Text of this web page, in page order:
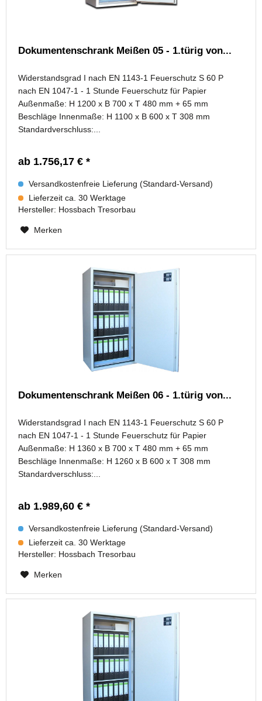
Dokumentenschrank Meißen 05 - 1.türig von...
Widerstandsgrad I nach EN 1143-1 Feuerschutz S 60 P
nach EN 1047-1 - 1 Stunde Feuerschutz für Papier
Außenmaße: H 1200 x B 700 x T 480 mm + 65 mm
Beschläge Innenmaße: H 1100 x B 600 x T 308 mm
Standardverschluss:...
ab 1.756,17 € *
Versandkostenfreie Lieferung (Standard-Versand)
Lieferzeit ca. 30 Werktage
Hersteller: Hossbach Tresorbau
Merken
Dokumentenschrank Meißen 06 - 1.türig von...
Widerstandsgrad I nach EN 1143-1 Feuerschutz S 60 P
nach EN 1047-1 - 1 Stunde Feuerschutz für Papier
Außenmaße: H 1360 x B 700 x T 480 mm + 65 mm
Beschläge Innenmaße: H 1260 x B 600 x T 308 mm
Standardverschluss:...
ab 1.989,60 € *
Versandkostenfreie Lieferung (Standard-Versand)
Lieferzeit ca. 30 Werktage
Hersteller: Hossbach Tresorbau
Merken